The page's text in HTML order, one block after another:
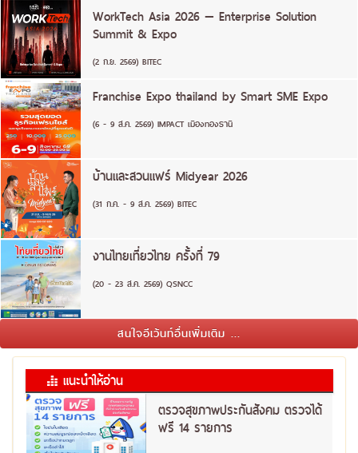
WorkTech Asia 2026 — Enterprise Solution
Summit & Expo
(2 ก.ย. 2569) BITEC
Franchise Expo thailand by Smart SME Expo
(6 - 9 ส.ค. 2569) IMPACT เมืองทองธานี
บ้านและสวนแฟร์ Midyear 2026
(31 ก.ค. - 9 ส.ค. 2569) BITEC
งานไทยเที่ยวไทย ครั้งที่ 79
(20 - 23 ส.ค. 2569) QSNCC
สนใจอีเว้นท์อื่นเพิ่มเติม ...
แนะนำให้อ่าน
ตรวจสุขภาพประกันสังคม ตรวจได้
ฟรี 14 รายการ